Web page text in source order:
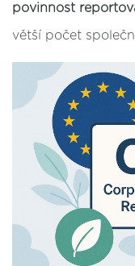
povinnost
větší počet